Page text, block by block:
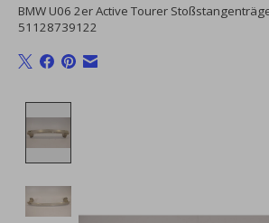
BMW U06 2er Active Tourer
51128739122